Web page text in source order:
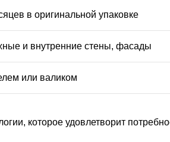
в оригинальной упаковке
и внутренние стены, фасады
или валиком
которое удовлетворит